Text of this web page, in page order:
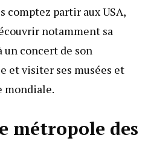
comptez partir aux USA,
notamment sa
un concert de son
et visiter ses musées et
mondiale.
métropole des